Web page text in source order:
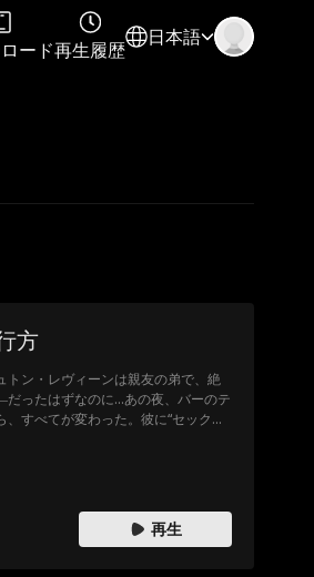
ード再生履歴
日本語
方
トン・レヴィーンは親友の弟で、絶
ったはずなのに…あの夜、バーのテ
すべてが変わった。彼に“セックス
再生